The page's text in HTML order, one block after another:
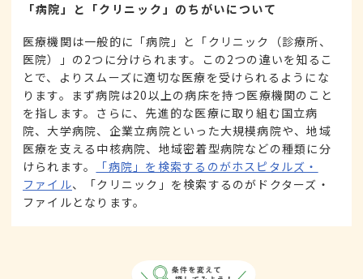
「病院」と「クリニック」のちがいについて
医療機関は一般的に「病院」と「クリニック（診療所、
医院）」の2つに分けられます。この2つの違いを知るこ
とで、よりスムーズに適切な医療を受けられるようにな
ります。まず病院は20以上の病床を持つ医療機関のこと
を指します。さらに、先進的な医療に取り組む国立病
院、大学病院、企業立病院といった大規模病院や、地域
医療を支える中核病院、地域密着型病院などの種類に分
けられます。
「病院」を検索するのがホスピタルズ・
ファイル、「クリニック」を検索するのがドクターズ・
ファイルとなります。